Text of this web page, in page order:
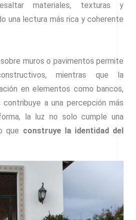
materiales, texturas y
una lectura más rica y coherente
muros o pavimentos permite
mientras que la
en elementos como bancos,
contribuye a una percepción más
la luz no solo cumple una
que construye la identidad del